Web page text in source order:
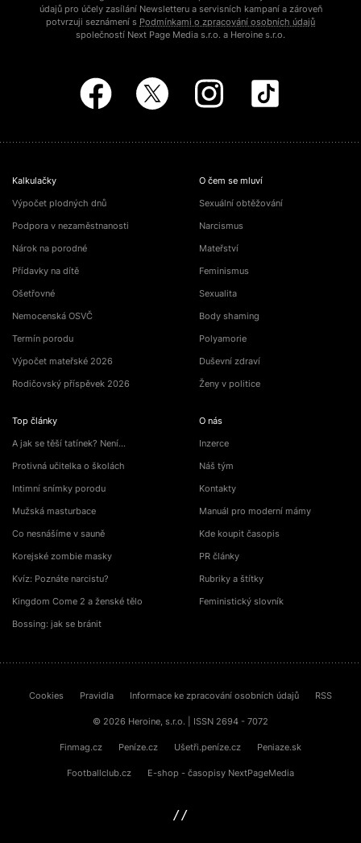
údajů pro účely zasílání Newsletteru a servisních kampaní a zároveň
potvrzuji seznámení s Podmínkami o zpracování osobních údajů
společností Next Page Media s.r.o. a Heroine s.r.o.
Kalkulačky
Výpočet plodných dnů
Podpora v nezaměstnanosti
Nárok na porodné
Přídavky na dítě
Ošetřovné
Nemocenská OSVČ
Termín porodu
Výpočet mateřské 2026
Rodičovský příspěvek 2026
Top články
A jak se těší tatínek? Není…
Protivná učitelka o školách
Intimní snímky porodu
Mužská masturbace
Co nesnášíme v sauně
Korejské zombie masky
Kvíz: Poznáte narcistu?
Kingdom Come 2 a ženské tělo
Bossing: jak se bránit
O čem se mluví
Sexuální obtěžování
Narcismus
Mateřství
Feminismus
Sexualita
Body shaming
Polyamorie
Duševní zdraví
Ženy v politice
O nás
Inzerce
Náš tým
Kontakty
Manuál pro moderní mámy
Kde koupit časopis
PR články
Rubriky a štítky
Feministický slovník
Cookies Pravidla Informace ke zpracování osobních údajů RSS
© 2026 Heroine, s.r.o. | ISSN 2694 - 7072
Finmag.cz Peníze.cz Ušetři.peníze.cz Peniaze.sk
Footballclub.cz E-shop - časopisy NextPageMedia